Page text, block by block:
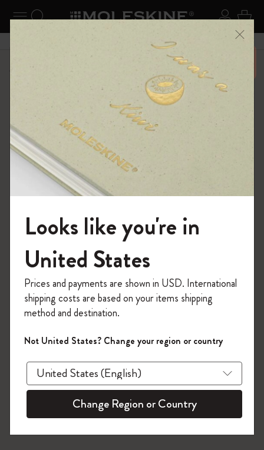
ナビゲーションの切替 ログ
検索 (キーワードなど) カ
6,500円以上のご購入で送料無料 メニ
ーを閉じる
ショップ The Original Notebook
モレスキンの世界へようこそ
「WELCOME10」を入力すると、初回注
文が10%オフ＋送料無料になります。セ
ール・アウトレット品は適用外。
Moleskineアカウントを作成して限定オフ
ァーや会員特典、さらに多くのインスピ
レーションを手に入れましょう。
今すぐ会員登録 !
Looks like you're in
United States
Prices and payments are shown in USD. International
shipping costs are based on your items shipping
method and destination.
Not United States? Change your region or country
Change Region or Country